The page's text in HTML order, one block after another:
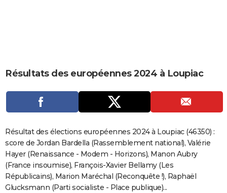
CARTE DE VOEUX
Carte de Noël
Carte Bonne année
Carte Saint-Valentin
Carte Pâques
Carte d'anniversaire
DICTIONNAIRE
Dictionnaire
Biographies
Citations
Expressions
Proverbes
PROGRAMME TV
COPAINS D'AVANT
S'inscrire
Se connecter
Lycées
Collèges
Primaires
Universités
Entreprises
Service militaire
Avis de recherche
AVIS DE DÉCÈS
FORUM
Résultats des européennes 2024 à Loupiac
Résultat des élections européennes 2024 à Loupiac (46350) :
score de Jordan Bardella (Rassemblement national), Valérie
Hayer (Renaissance - Modem - Horizons), Manon Aubry
(France insoumise), François-Xavier Bellamy (Les
Républicains), Marion Maréchal (Reconquête !), Raphaël
Glucksmann (Parti socialiste - Place publique)...